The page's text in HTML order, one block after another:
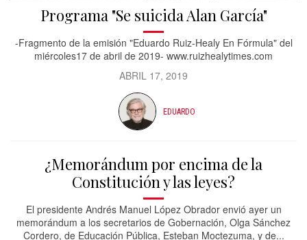
Programa "Se suicida Alan García"
-Fragmento de la emisión "Eduardo Ruiz-Healy En Fórmula" del
miércoles17 de abril de 2019- www.ruizhealytimes.com
ABRIL 17, 2019
EDUARDO
¿Memorándum por encima de la
Constitución y las leyes?
El presidente Andrés Manuel López Obrador envió ayer un
memorándum a los secretarios de Gobernación, Olga Sánchez
Cordero, de Educación Pública, Esteban Moctezuma, y de...